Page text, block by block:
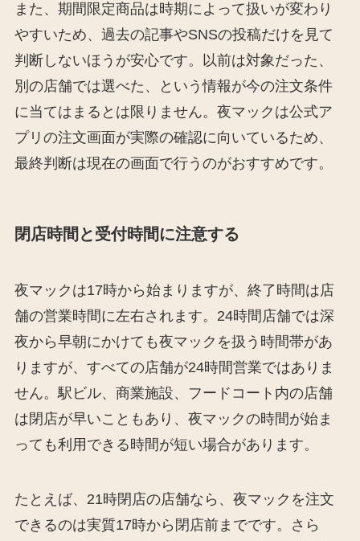
また、期間限定商品は時期によって扱いが変わり
やすいため、過去の記事やSNSの投稿だけを見て
判断しないほうが安心です。以前は対象だった、
別の店舗では選べた、という情報が今の注文条件
に当てはまるとは限りません。夜マックは公式ア
プリの注文画面が実際の確認に向いているため、
最終判断は現在の画面で行うのがおすすめです。
閉店時間と受付時間に注意する
夜マックは17時から始まりますが、終了時間は店
舗の営業時間に左右されます。24時間店舗では深
夜から早朝にかけても夜マックを扱う時間帯があ
りますが、すべての店舗が24時間営業ではありま
せん。駅ビル、商業施設、フードコート内の店舗
は閉店が早いこともあり、夜マックの時間が始ま
っても利用できる時間が短い場合があります。
たとえば、21時閉店の店舗なら、夜マックを注文
できるのは実質17時から閉店前までです。さら